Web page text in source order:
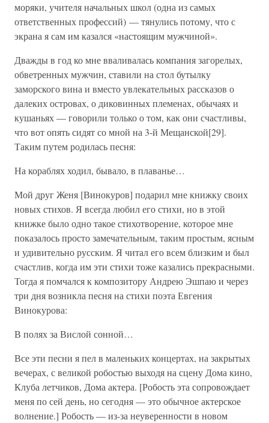
моряки, учителя начальных школ (одна из самых
ответственных профессий) — тянулись потому, что с
экрана я сам им казался «настоящим мужчиной».
Дважды в год ко мне вваливалась компания загорелых,
обветренных мужчин, ставили на стол бутылку
заморского вина и вместо увлекательных рассказов о
далеких островах, о диковинных племенах, обычаях и
кушаньях — говорили только о том, как они счастливы,
что вот опять сидят со мной на 3-й Мещанской[29].
Таким путем родилась песня:
На кораблях ходил, бывало, в плаванье…
Мой друг Женя [Винокуров] подарил мне книжку своих
новых стихов. Я всегда любил его стихи, но в этой
книжке было одно такое стихотворение, которое мне
показалось просто замечательным, таким простым, ясным
и удивительно русским. Я читал его всем близким и был
счастлив, когда им эти стихи тоже казались прекрасными.
Тогда я помчался к композитору Андрею Эшпаю и через
три дня возникла песня на стихи поэта Евгения
Винокурова:
В полях за Вислой сонной…
Все эти песни я пел в маленьких концертах, на закрытых
вечерах, с великой робостью выходя на сцену Дома кино,
Клуба летчиков, Дома актера. [Робость эта сопровождает
меня по сей день, но сегодня — это обычное актерское
волнение.] Робость — из-за неуверенности в новом